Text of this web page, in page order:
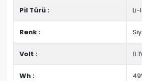
Pil Türü : Li-
Renk :
Volt :
Wh :